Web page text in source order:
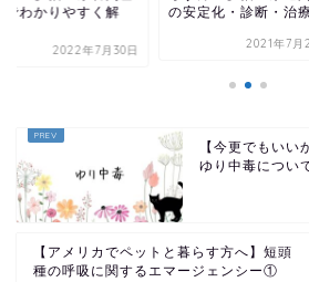
定化・診断・治療費
2021年7月20日
に関するエマージェ
2022年8
【今更でもいい
ゆり中毒につい
【アメリカでペットと暮らす方へ】短頭
種の呼吸に関するエマージェンシー①